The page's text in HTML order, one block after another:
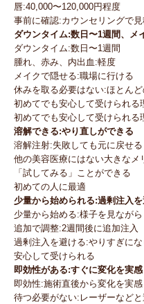
唇:40,000〜120,000円程度
事前に確認:カウンセリングで見
ダウンタイム:数日〜1週間、メ
ダウンタイム:数日〜1週間
腫れ、赤み、内出血:軽度
メイクで隠せる:職場に行ける
休みを取る必要はない:ほとん
初めてでも安心して受けられる
初めてでも安心して受けられる
溶解できる:やり直しができる
溶解注射:失敗しても元に戻せる
他の美容医療にはない大きなメ
「試してみる」ことができる
初めての人に最適
少量から始められる:過剰注入
少量から始める:様子を見ながら
追加で調整:2週間後に追加注入
過剰注入を避ける:やりすぎに
安心して受けられる
即効性がある:すぐに変化を実感
即効性:施術直後から変化を実感
待つ必要がない:レーザーなどと